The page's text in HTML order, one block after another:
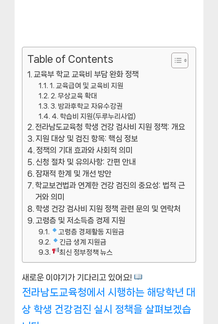
Table of Contents
교육부 학교 교육비 부담 완화 정책
1. 교육급여 및 교육비 지원
2. 무상교육 확대
3. 방과후학교 자유수강권
4. 학습비 지원(두루누리사업)
전라남도교육청 학생 건강 검사비 지원 정책: 개요
지원 대상 및 검진 항목: 핵심 정보
정책의 기대 효과와 사회적 의미
신청 절차 및 유의사항: 간편 안내
잠재적 한계 및 개선 방안
학교보건법과 연계한 건강 검진의 중요성: 법적 근
거와 의미
학생 건강 검사비 지원 정책 관련 문의 및 연락처
고령층 및 저소득층 경제 지원
고령층 경제활동 지원금
긴급 생계 지원금
최신 정부정책 뉴스
새로운 이야기가 기다리고 있어요!
전라남도교육청에서 시행하는 해당학년 대
상 학생 건강검진 실시 정책을 살펴보겠습